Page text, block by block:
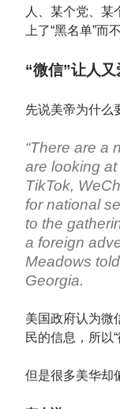
人、某个党、某
上了“黑名单”而
“微信”让人
先说美帝为什么
“There are a
are looking
TikTok,
for national
to the
a foreign
Meadows
Georgia.
美国政府认为微
民的信息，所以
但是很多美华却